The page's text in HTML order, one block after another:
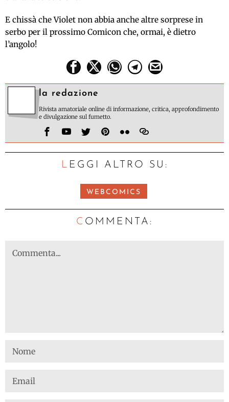
E chissà che Violet non abbia anche altre sorprese in
serbo per il prossimo Comicon che, ormai, è dietro
l’angolo!
la redazione
Rivista amatoriale online di informazione, critica, approfondimento
e divulgazione sul fumetto.
LEGGI ALTRO SU:
WEBCOMICS
C OMMENTA: